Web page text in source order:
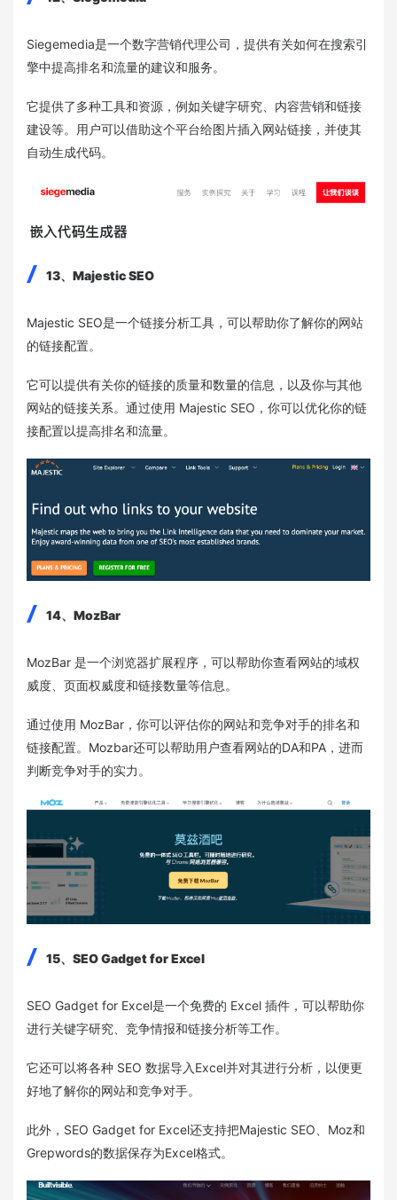
Siegemedia是一个数字营销代理公司，提供有关如何在搜索引
擎中提高排名和流量的建议和服务。
它提供了多种工具和资源，例如关键字研究、内容营销和链接
建设等。用户可以借助这个平台给图片插入网站链接，并使其
自动生成代码。
13、Majestic SEO
Majestic SEO是一个链接分析工具，可以帮助你了解你的网站
的链接配置。
它可以提供有关你的链接的质量和数量的信息，以及你与其他
网站的链接关系。通过使用 Majestic SEO，你可以优化你的链
接配置以提高排名和流量。
14、MozBar
MozBar 是一个浏览器扩展程序，可以帮助你查看网站的域权
威度、页面权威度和链接数量等信息。
通过使用 MozBar，你可以评估你的网站和竞争对手的排名和
链接配置。Mozbar还可以帮助用户查看网站的DA和PA，进而
判断竞争对手的实力。
15、SEO Gadget for Excel
SEO Gadget for Excel是一个免费的 Excel 插件，可以帮助你
进行关键字研究、竞争情报和链接分析等工作。
它还可以将各种 SEO 数据导入Excel并对其进行分析，以便更
好地了解你的网站和竞争对手。
此外，SEO Gadget for Excel还支持把Majestic SEO、Moz和
Grepwords的数据保存为Excel格式。